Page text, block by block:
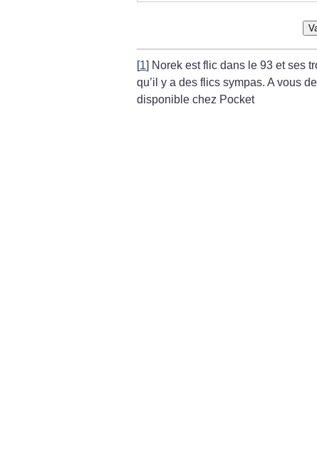
[1] Norek est flic dans le 93 et ses
qu’il y a des flics sympas. A vous
disponible chez Pocket